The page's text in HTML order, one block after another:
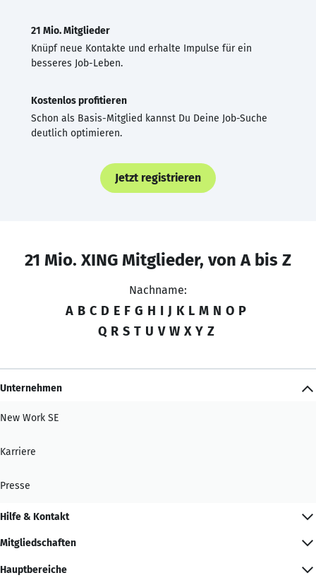
21 Mio. Mitglieder
Knüpf neue Kontakte und erhalte Impulse für ein
besseres Job-Leben.
Kostenlos profitieren
Schon als Basis-Mitglied kannst Du Deine Job-Suche
deutlich optimieren.
Jetzt registrieren
21 Mio. XING Mitglieder, von A bis Z
Nachname:
A B C D E F G H I J K L M N O P
Q R S T U V W X Y Z
Unternehmen
New Work SE
Karriere
Presse
Hilfe & Kontakt
Mitgliedschaften
Hauptbereiche